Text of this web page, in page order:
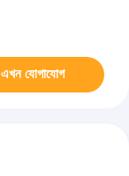
এখন যোগাযোগ